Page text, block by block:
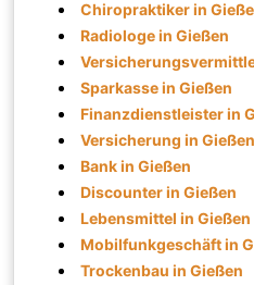
Chiropraktiker in
Radiologe in Gießen
Sparkasse in Gießen
Finanzdienstleister in
Versicherung in Gießen
Bank in Gießen
Discounter in Gießen
Lebensmittel in Gießen
Mobilfunkgeschäft in
Trockenbau in Gießen